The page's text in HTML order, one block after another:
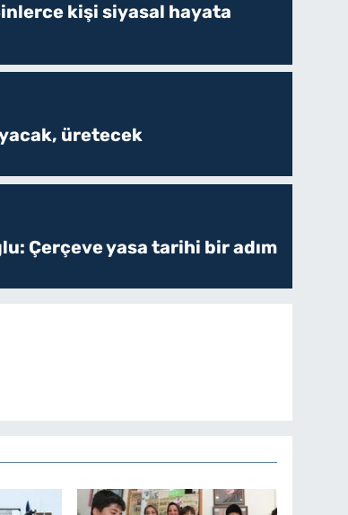
kişi siyasal hayata
üretecek
Çerçeve yasa tarihi bir adım